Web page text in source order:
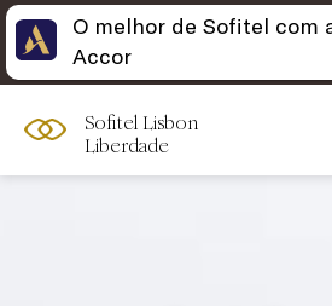
Sofitel Lisbon
Liberdade
O melhor de Sofitel com
Accor